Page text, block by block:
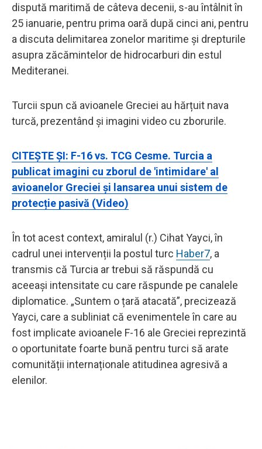
dispută maritimă de câteva decenii, s-au întâlnit în
25 ianuarie, pentru prima oară după cinci ani, pentru
a discuta delimitarea zonelor maritime şi drepturile
asupra zăcămintelor de hidrocarburi din estul
Mediteranei.
Turcii spun că avioanele Greciei au hărțuit nava
turcă, prezentând și imagini video cu zborurile.
CITEȘTE ȘI: F-16 vs. TCG Cesme. Turcia a
publicat imagini cu zborul de 'intimidare' al
avioanelor Greciei și lansarea unui sistem de
protecție pasivă (Video)
În tot acest context, amiralul (r.) Cihat Yayci, în
cadrul unei intervenții la postul turc Haber7, a
transmis că Turcia ar trebui să răspundă cu
aceeași intensitate cu care răspunde pe canalele
diplomatice. „Suntem o țară atacată”, precizează
Yayci, care a subliniat că evenimentele în care au
fost implicate avioanele F-16 ale Greciei reprezintă
o oportunitate foarte bună pentru turci să arate
comunității internaționale atitudinea agresivă a
elenilor.